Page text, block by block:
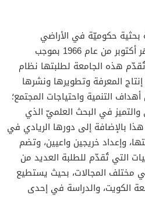
بحثية حكوميّة في الأراضي
الكويتيّة؛ تمَّ إنشاؤها في شهر أكتوبر من عام 1966 بموجب
رقم 29 لسنة 1966، وتُقدّم هذه الجامعة لطلبتها نظام
المعرفة وتطويرها ونشرها
التنمية واحتياجات المجتمع؛
والتميز في البحث العلميّ الذي
بالإضافة إلى دورها الريادي في
وإعداد خريجين واعيين، وتضم
التي تُقدّم للطلبة العديد من
مختلف المجالات، بحيث يستطيع
الكويت، والدراسة في إحدى